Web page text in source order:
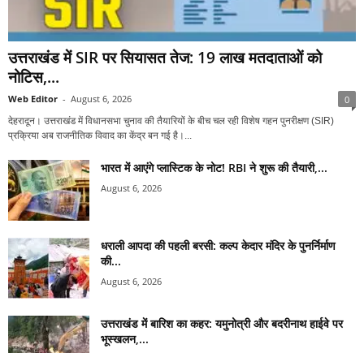
उत्तराखंड में SIR पर सियासत तेज: 19 लाख मतदाताओं को
नोटिस,...
Web Editor - August 6, 2026 0
देहरादून। उत्तराखंड में विधानसभा चुनाव की तैयारियों के बीच चल रही विशेष गहन पुनरीक्षण (SIR)
प्रक्रिया अब राजनीतिक विवाद का केंद्र बन गई है।...
भारत में आएंगे प्लास्टिक के नोट! RBI ने शुरू की तैयारी,...
August 6, 2026
धराली आपदा की पहली बरसी: कल्प केदार मंदिर के पुनर्निर्माण
की...
August 6, 2026
उत्तराखंड में बारिश का कहर: यमुनोत्री और बदरीनाथ हाईवे पर
भूस्खलन,...